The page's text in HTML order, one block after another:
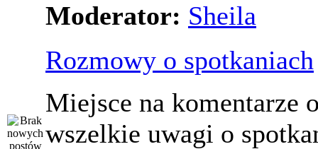
Moderator: Sheila
Rozmowy o spotkaniach
Miejsce na komentarze
wszelkie uwagi o